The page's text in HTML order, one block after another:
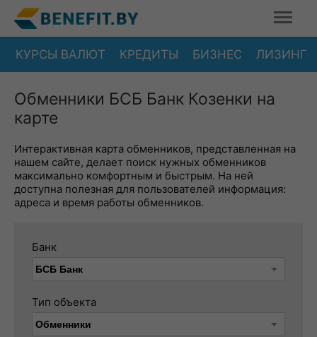
КУРСЫ ВАЛЮТ КРЕДИТЫ БИЗНЕС ЛИЗИНГ
Обменники БСБ Банк Козенки на
карте
Интерактивная карта обменников, представленная на
нашем сайте, делает поиск нужных обменников
максимально комфортным и быстрым. На ней
доступна полезная для пользователей информация:
адреса и время работы обменников.
Банк
Тип объекта